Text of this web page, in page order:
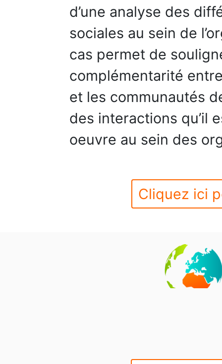
d’une analyse des
sociales au sein de
cas permet de
complémentarité
et les communautés
des interactions qu’il
oeuvre au sein des
Cliquez ici